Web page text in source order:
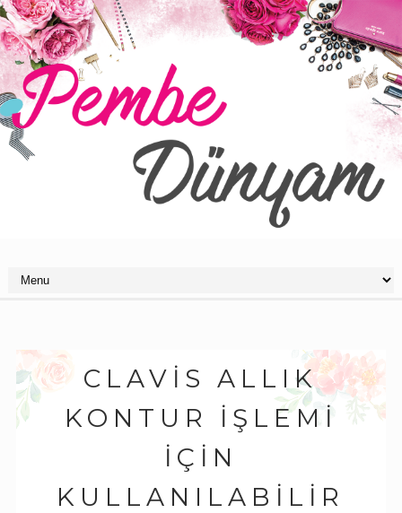
CLAVIS ALLIK
KONTUR İŞLEMI
İÇIN
KULLANILABILIR